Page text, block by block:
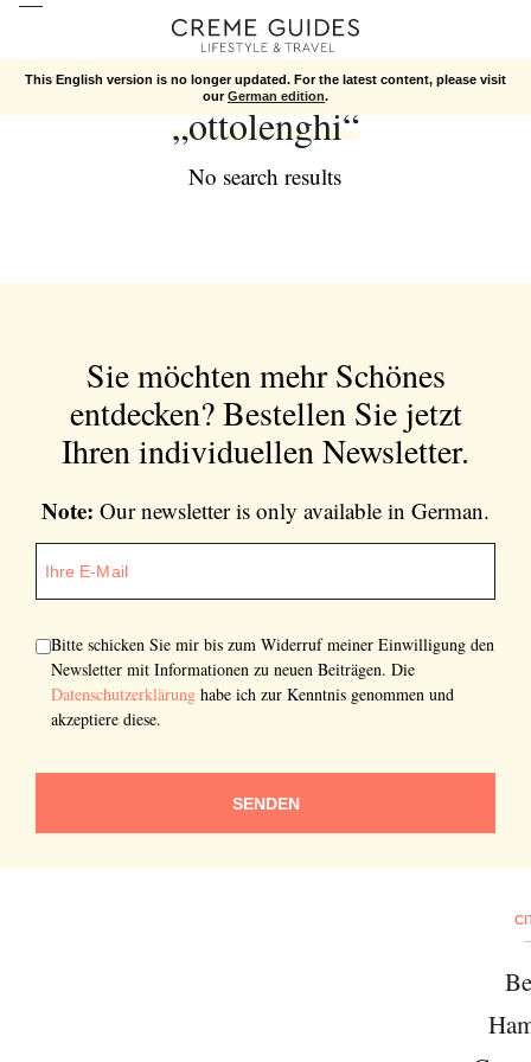
This English version is no longer updated. For the latest content, please visit
ourGerman edition.
„ottolenghi“
No search results
Sie möchten mehr Schönes
entdecken?Bestellen Sie jetzt
Ihren individuellen Newsletter.
Note: Our newsletter is only available in German.
Bitte schicken Sie mir bis zum Widerruf meiner Einwilligung den
Newsletter mit Informationen zu neuen Beiträgen. Die
Datenschutzerklärung habe ich zur Kenntnis genommen und
akzeptiere diese.
SENDEN